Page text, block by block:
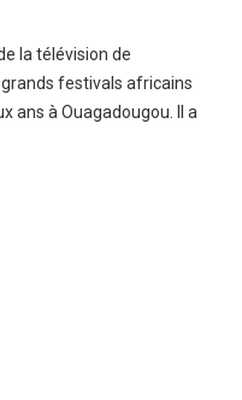
la télévision de
grands festivals africains
ans à Ouagadougou. Il a